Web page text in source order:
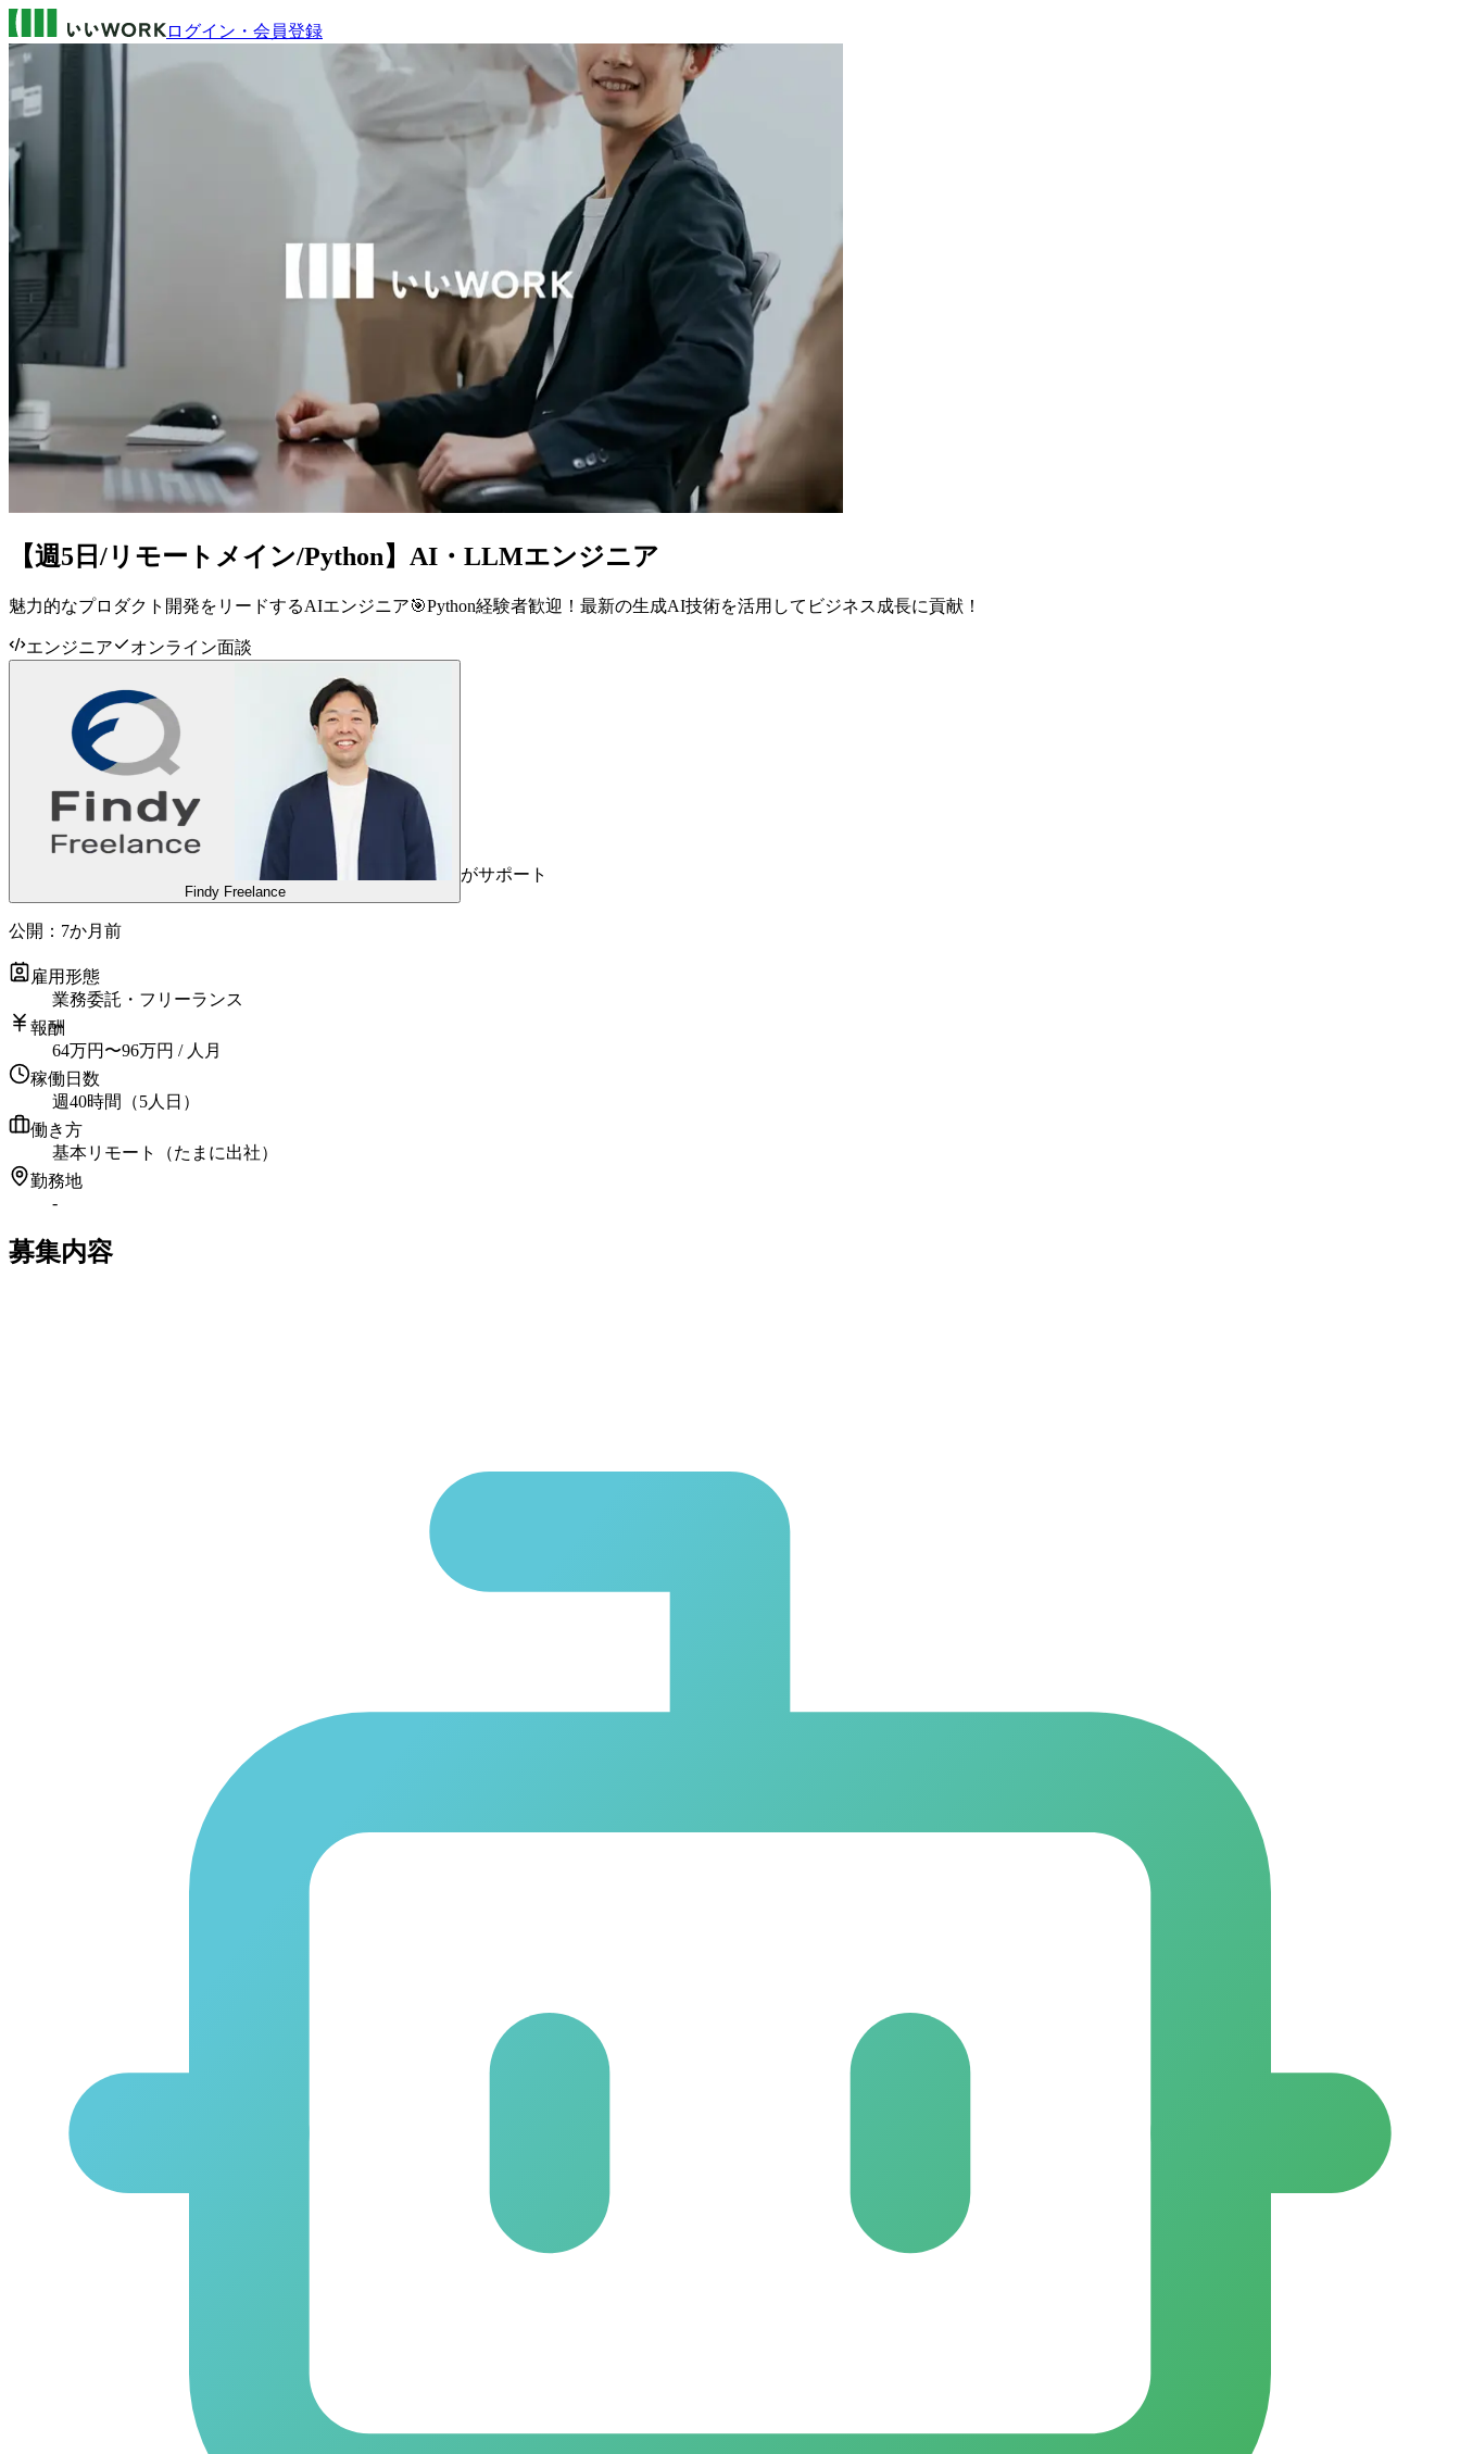
ログイン・会員登録
【週5日/リモートメイン/Python】AI・LLMエンジニア
魅力的なプロダクト開発をリードするAIエンジニア🎯Python経験者歓迎！最新の生成AI技術を活用してビジネス成長に貢献！
エンジニア オンライン面談
Findy Freelance
がサポート
公開： 7か月前
雇用形態
業務委託・フリーランス
報酬
64万円 〜96万円 / 人月
稼働日数
週40時間（5人日）
働き方
基本リモート（たまに出社）
勤務地
-
募集内容